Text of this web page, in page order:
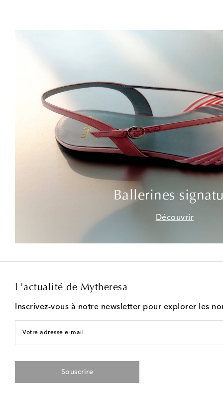
Ballerines
Découvrir
L'actualité de Mytheresa
Inscrivez-vous à notre newsletter pour explorer les
Votre adresse e-mail
Souscrire